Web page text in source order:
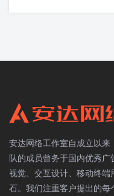
安达网络工作室自成立以
队的成员曾务于国内优秀
视觉、交互设计、移动终
石。我们注重客户提出的